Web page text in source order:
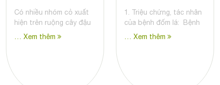
Có nhiều nhóm cỏ xuất
hiện trên ruộng cây đậu
… Xem thêm
1. Triệu chứng, tác nhân
của bệnh đốm lá: Bệnh
… Xem thêm